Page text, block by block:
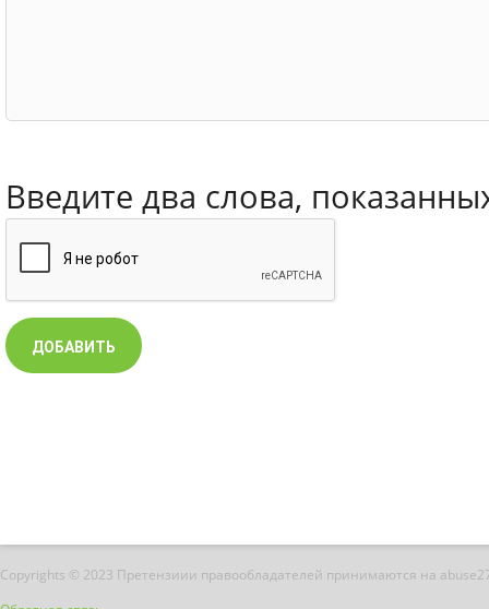
Введите два слова,
Copyrights © 2023 Претензиии правообладателей принимаются на